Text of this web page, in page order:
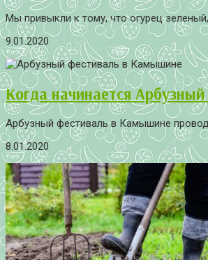
Мы привыкли к тому, что огурец
9.01.2020
Когда начинается
Арбузный фестиваль в Камышине
8.01.2020